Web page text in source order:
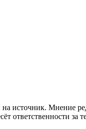
источник. Мнение
за